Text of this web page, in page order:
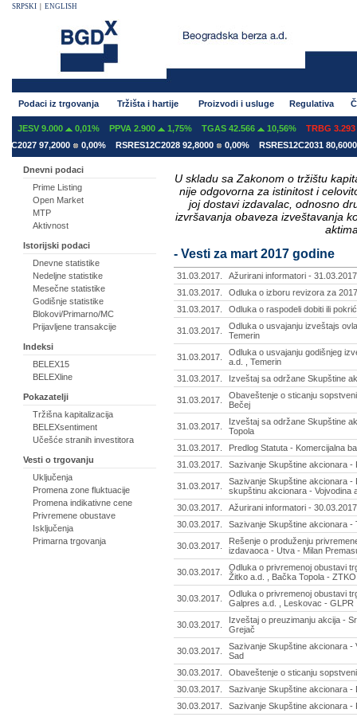
SRPSKI ENGLISH
Podaci iz trgovanja Tržišta i hartije Proizvodi i usluge Regulativa
9.000 0,01% PPVA 2.900 1,75% TGAS 42.566 10,56% TRBG 3.293
-
97,2000
0,00% RSRES12C2028 92,8000 0,00% RSRES12C2031 80,6000
Dnevni podaci
Prime Listing
Open Market
MTP
Aktivnost
Istorijski podaci
Dnevne statistike
Nedeljne statistike
Mesečne statistike
Godišnje statistike
Blokovi/Primarno/MC
Prijavljene transakcije
Indeksi
BELEX15
BELEXline
Pokazatelji
Tržišna kapitalizacija
BELEXsentiment
Učešće stranih investitora
Vesti o trgovanju
Uključenja
Promena zone fluktuacije
Promena indikativne cene
Privremene obustave
Isključenja
Primarna trgovanja
U skladu sa Zakonom o tržištu
nije odgovorna za istinitost i
joj dostavi izdavalac, odnosno
izvršavanja obaveza izveštavanja
- Vesti za mart 2017 godine
31.03.2017.
Ažurirani informatori - 31.03.2017
31.03.2017.
Odluka o izboru revizora za
31.03.2017.
Odluka o raspodeli dobiti ili
31.03.2017.
Odluka o usvajanju izveštajs
Temerin
31.03.2017.
Odluka o usvajanju godišnjeg
a.d. , Temerin
31.03.2017.
Izveštaj sa održane Skupštine
31.03.2017.
Obaveštenje o sticanju
Bečej
31.03.2017.
Izveštaj sa održane Skupštine
Topola
31.03.2017.
Predlog Statuta - Komercijalna
31.03.2017.
Sazivanje Skupštine akcionara -
31.03.2017.
Sazivanje Skupštine akcionara
skupštinu akcionara - Vojvodina
30.03.2017.
Ažurirani informatori - 30.03.2017
30.03.2017.
Sazivanje Skupštine akcionara -
30.03.2017.
Rešenje o produženju
izdavaoca - Utva - Milan
30.03.2017.
Odluka o privremenoj obustavi
Žitko a.d. , Bačka Topola - ZTKO
30.03.2017.
Odluka o privremenoj obustavi
Galpres a.d. , Leskovac - GLPR
30.03.2017.
Izveštaj o preuzimanju akcija -
Grejač
30.03.2017.
Sazivanje Skupštine akcionara -
Sad
30.03.2017.
Obaveštenje o sticanju
30.03.2017.
Sazivanje Skupštine akcionara
30.03.2017.
Sazivanje Skupštine akcionara -